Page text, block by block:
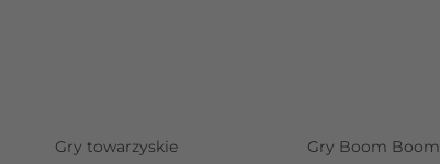
Gry towarzyskie
Gry Boom Boom